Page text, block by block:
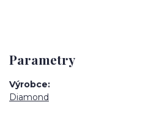
Parametry
Výrobce
Diamond